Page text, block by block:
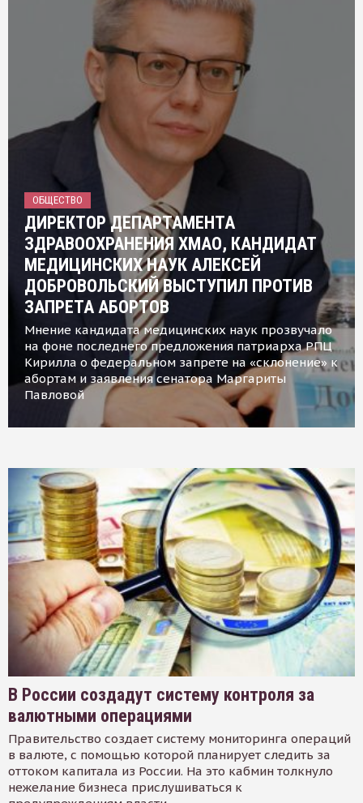
ОБЩЕСТВО
ДИРЕКТОР ДЕПАРТАМЕНТА
ЗДРАВООХРАНЕНИЯ ХМАО, КАНДИДАТ
МЕДИЦИНСКИХ НАУК АЛЕКСЕЙ
ДОБРОВОЛЬСКИЙ ВЫСТУПИЛ ПРОТИВ
ЗАПРЕТА АБОРТОВ
Мнение кандидата медицинских наук прозвучало
на фоне последнего предложения патриарха РПЦ
Кирилла о федеральном запрете на «склонение» к
абортам и заявления сенатора Маргариты
Павловой
В России создадут систему контроля за
валютными операциями
Правительство создает систему мониторинга операций
в валюте, с помощью которой планирует следить за
оттоком капитала из России. На это кабмин толкнуло
нежелание бизнеса прислушиваться к